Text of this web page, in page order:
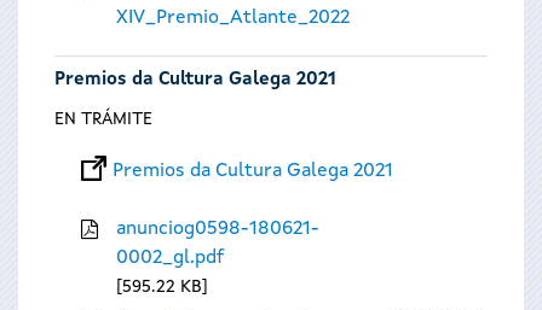
XIV_Premio_Atlante_2022
Premios da Cultura Galega 2021
EN TRÁMITE
Premios da Cultura Galega 2021
anunciog0598-180621-
0002_gl.pdf
595.22 KB